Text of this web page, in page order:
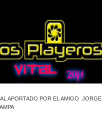
APORTADO POR EL AMIGO JORGE